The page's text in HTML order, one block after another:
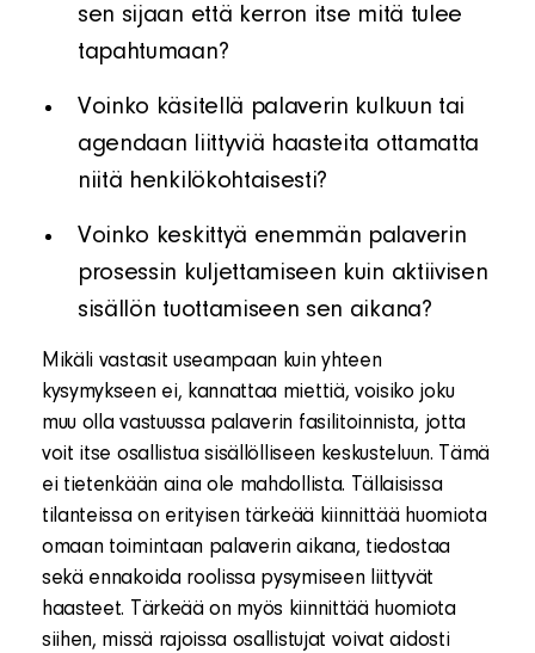
sen sijaan että kerron itse mitä tulee
tapahtumaan?
Voinko käsitellä palaverin kulkuun tai
agendaan ​​liittyviä haasteita ottamatta
niitä henkilökohtaisesti?
Voinko keskittyä enemmän palaverin
prosessin kuljettamiseen kuin aktiivisen
sisällön tuottamiseen sen aikana?
Mikäli vastasit useampaan kuin yhteen
kysymykseen ei, kannattaa miettiä, voisiko joku
muu olla vastuussa palaverin fasilitoinnista, jotta
voit itse osallistua sisällölliseen keskusteluun. Tämä
ei tietenkään aina ole mahdollista. Tällaisissa
tilanteissa on erityisen tärkeää kiinnittää huomiota
omaan toimintaan palaverin aikana, tiedostaa
sekä ennakoida roolissa pysymiseen liittyvät
haasteet. Tärkeää on myös kiinnittää huomiota
siihen, missä rajoissa osallistujat voivat aidosti